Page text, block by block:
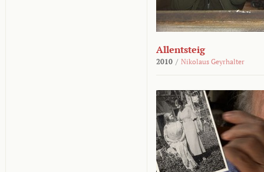
Allentsteig
2010 / Nikolaus Geyrhalter